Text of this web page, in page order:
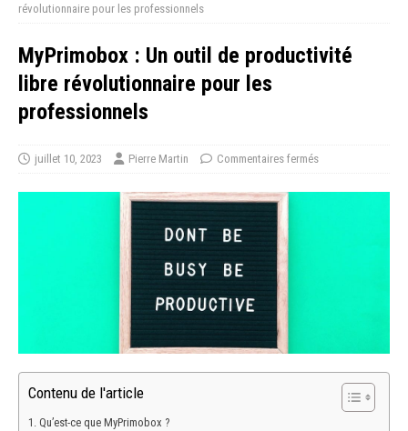
révolutionnaire pour les professionnels
MyPrimobox : Un outil de productivité
libre révolutionnaire pour les
professionnels
juillet 10, 2023 Pierre Martin Commentaires fermés
Contenu de l'article
Qu’est-ce que MyPrimobox ?